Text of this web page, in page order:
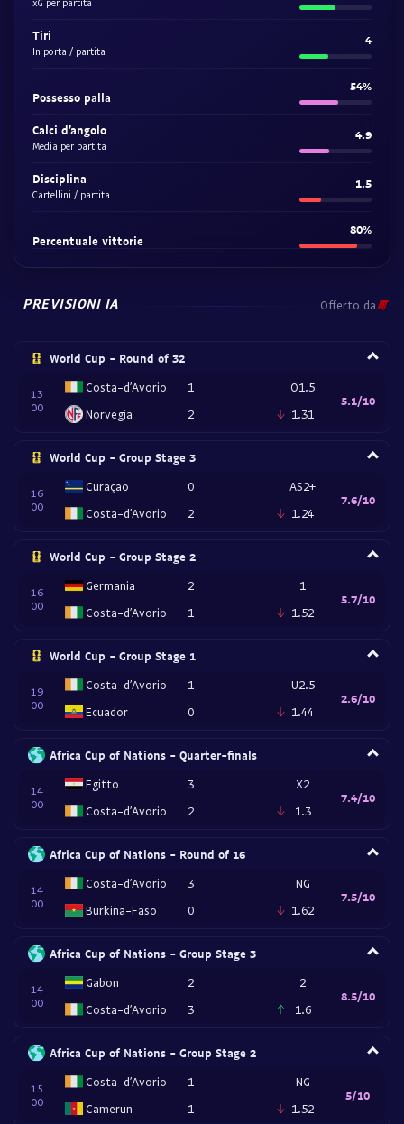
Tiri
In porta / partita
4
Possesso palla
54%
Calci d’angolo
Media per partita
4.9
Disciplina
Cartellini / partita
1.5
Percentuale vittorie
80%
PREVISIONI IA Offerto da
World Cup - Round of 32
13
00
Costa-d’Avorio
Norvegia
1
2
O1.5
1.31
5.1/10
World Cup - Group Stage 3
16
00
Curaçao
Costa-d’Avorio
0
2
AS2+
1.24
7.6/10
World Cup - Group Stage 2
16
00
Germania
Costa-d’Avorio
2
1
1
1.52
5.7/10
World Cup - Group Stage 1
19
00
Costa-d’Avorio
Ecuador
1
0
U2.5
1.44
2.6/10
Africa Cup of Nations - Quarter-finals
14
00
Egitto
Costa-d’Avorio
3
2
X2
1.3
7.4/10
Africa Cup of Nations - Round of 16
14
00
Costa-d’Avorio
Burkina-Faso
3
0
NG
1.62
7.5/10
Africa Cup of Nations - Group Stage 3
14
00
Gabon
Costa-d’Avorio
2
3
2
1.6
8.5/10
Africa Cup of Nations - Group Stage 2
15
00
Costa-d’Avorio
Camerun
1
1
NG
1.52
5/10